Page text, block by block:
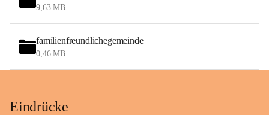
9,63 MB
familienfreundlichegemeinde
0,46 MB
Eindrücke